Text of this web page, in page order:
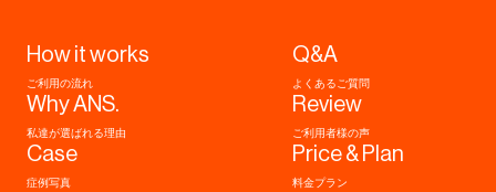
How it works
ご利用の流れ
Q&A
よくあるご質問
Why ANS.
私達が選ばれる理由
Review
ご利用者様の声
Case
症例写真
Price & Plan
料金プラン